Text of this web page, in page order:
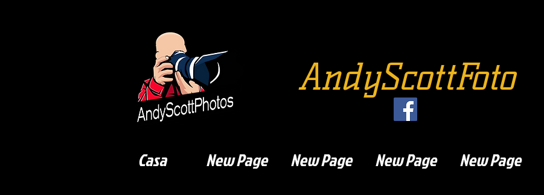
AndyScottFoto
Casa New Page New Page New Page New Page